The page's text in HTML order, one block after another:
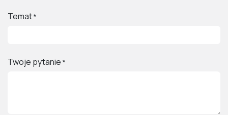
Temat*
Twoje pytanie *